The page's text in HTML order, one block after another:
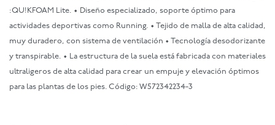
:QU!KFOAM Lite. • Diseño especializado, soporte óptimo para
actividades deportivas como Running. • Tejido de malla de alta calidad,
muy duradero, con sistema de ventilación • Tecnología desodorizante
y transpirable. • La estructura de la suela está fabricada con materiales
ultraligeros de alta calidad para crear un empuje y elevación óptimos
para las plantas de los pies. Código: W572342234-3